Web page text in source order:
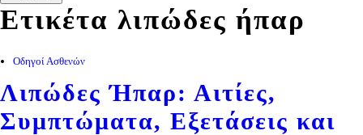
Ετικέτα λιπώδες ήπαρ
Οδηγοί Ασθενών
Λιπώδες Ήπαρ: Αιτίες,
Συμπτώματα, Εξετάσεις και